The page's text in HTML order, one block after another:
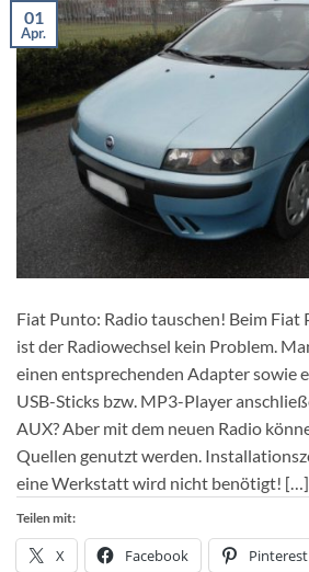
01
Apr.
Fiat Punto: Radio tauschen! Beim Fiat
ist der Radiowechsel kein Problem.
einen entsprechenden Adapter sowie
USB-Sticks bzw. MP3-Player
AUX? Aber mit dem neuen Radio
Quellen genutzt werden.
eine Werkstatt wird nicht benötigt! […]
Teilen mit:
X Facebook Pinterest